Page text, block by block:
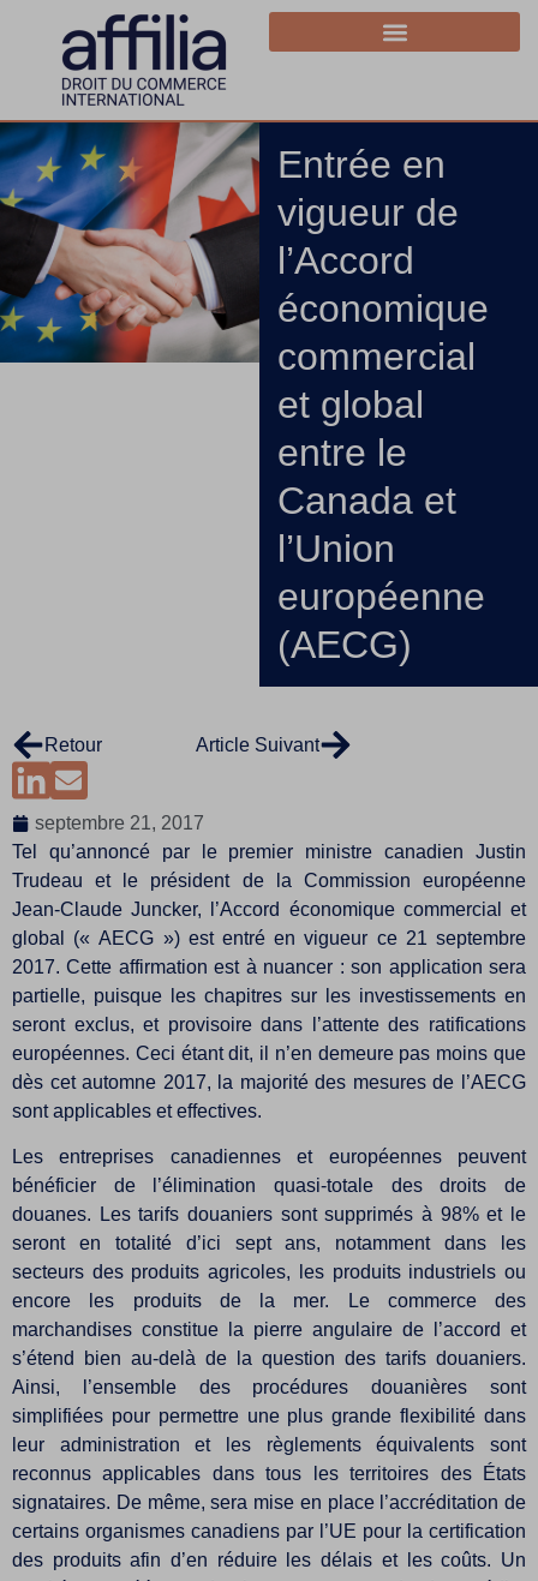
Entrée en
vigueur de
l’Accord
économique
commercial
et global
entre le
Canada et
l’Union
européenne
(AECG)
Retour Article Suivant
septembre 21, 2017
Tel qu’annoncé par le premier ministre canadien Justin
Trudeau et le président de la Commission européenne
Jean-Claude Juncker, l’Accord économique commercial et
global (« AECG ») est entré en vigueur ce 21 septembre
2017. Cette affirmation est à nuancer : son application sera
partielle, puisque les chapitres sur les investissements en
seront exclus, et provisoire dans l’attente des ratifications
européennes. Ceci étant dit, il n’en demeure pas moins que
dès cet automne 2017, la majorité des mesures de l’AECG
sont applicables et effectives.
Les entreprises canadiennes et européennes peuvent
bénéficier de l’élimination quasi-totale des droits de
douanes. Les tarifs douaniers sont supprimés à 98% et le
seront en totalité d’ici sept ans, notamment dans les
secteurs des produits agricoles, les produits industriels ou
encore les produits de la mer. Le commerce des
marchandises constitue la pierre angulaire de l’accord et
s’étend bien au-delà de la question des tarifs douaniers.
Ainsi, l’ensemble des procédures douanières sont
simplifiées pour permettre une plus grande flexibilité dans
leur administration et les règlements équivalents sont
reconnus applicables dans tous les territoires des États
signataires. De même, sera mise en place l’accréditation de
certains organismes canadiens par l’UE pour la certification
des produits afin d’en réduire les délais et les coûts. Un